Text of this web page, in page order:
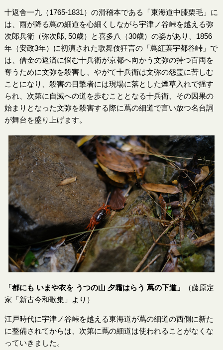
十返舎一九（1765-1831）の滑稽本である「東海道中膝栗毛」に
は、雨が降る蔦の細道を心細くしながら宇津ノ谷峠を越える弥
次郎兵衛（弥次郎, 50歳）と喜多八（30歳）の姿があり、1856
年（安政3年）に初演された歌舞伎狂言の「蔦紅葉宇都谷峠」で
は、借金の返済に悩む十兵衛が京都へ向かう文弥の持つ百両を
奪うために文弥を殺害し、やがて十兵衛は文弥の怨霊に苦しむ
ことになり、殺害の目撃者には現場に落とした煙草入れで揺す
られ、次第に自滅への道を歩むこととなる十兵衛、その因果の
始まりとなった文弥を殺害する際に蔦の細道で言い放つ名台詞
が舞台を盛り上げます。
「都にも いまや衣を うつの山 夕霜はらう 蔦の下道」
（藤原定
家「新古今和歌集」より）
江戸時代に宇津ノ谷峠を越える東海道が蔦の細道の西側に新た
に整備されてからは、次第に蔦の細道は使われることがなくな
っていきました。